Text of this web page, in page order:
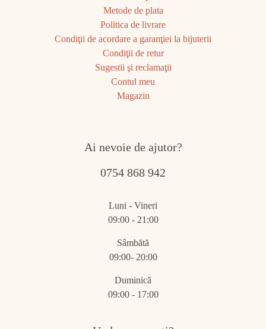
Metode de plata
Politica de livrare
Condiţii de acordare a garanţiei la bijuterii
Condiţii de retur
Sugestii şi reclamaţii
Contul meu
Magazin
Ai nevoie de ajutor?
0754 868 942
Luni - Vineri
09:00 - 21:00
Sâmbătă
09:00- 20:00
Duminică
09:00 - 17:00